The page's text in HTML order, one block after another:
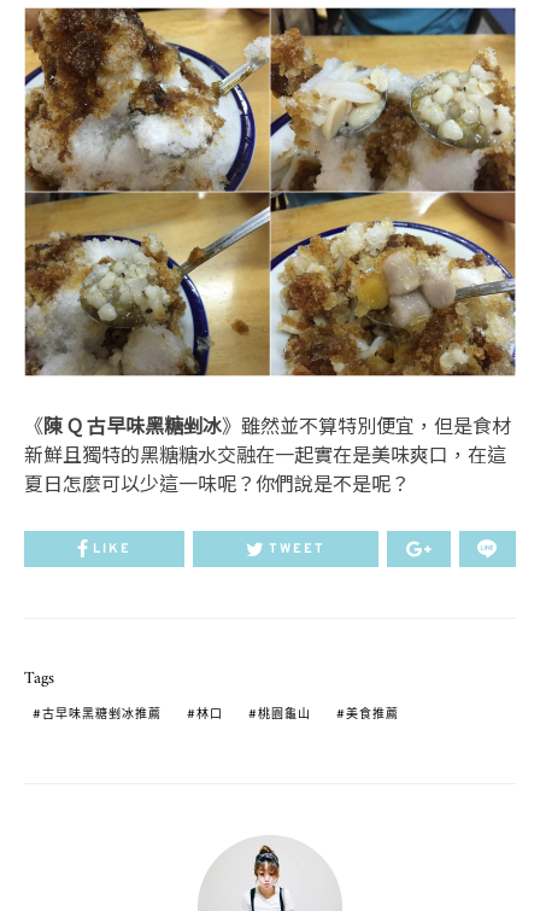
《陳 Q 古早味黑糖剉冰》雖然並不算特別便宜，但是食材
新鮮且獨特的黑糖糖水交融在一起實在是美味爽口，在這
夏日怎麼可以少這一味呢？你們說是不是呢？
LIKE TWEET
Tags
古早味黑糖剉冰推薦 林口 桃園龜山 美食推薦